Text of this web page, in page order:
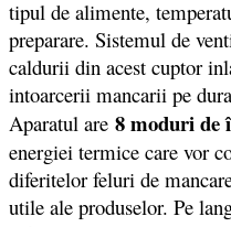
tipul de alimente,
preparare. Sistemul de
caldurii din acest cuptor
intoarcerii mancarii pe
Aparatul are 8 moduri de
energiei termice care vor
diferitelor feluri de
utile ale produselor. Pe